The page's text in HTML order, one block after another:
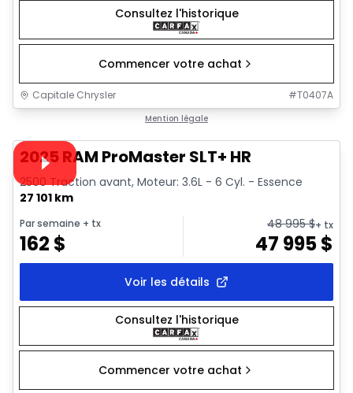
Consultez l'historique
Commencer votre achat
Capitale Chrysler #T0407A
Mention légale
Vidéo disponible
2025 RAM ProMaster SLT+ HR
2500 Traction avant, Moteur: 3.6L - 6 Cyl. - Essence
27 101 km
Par semaine + tx
162 $
48 995$+ tx
47 995$
Voir les détails
Consultez l'historique
Commencer votre achat